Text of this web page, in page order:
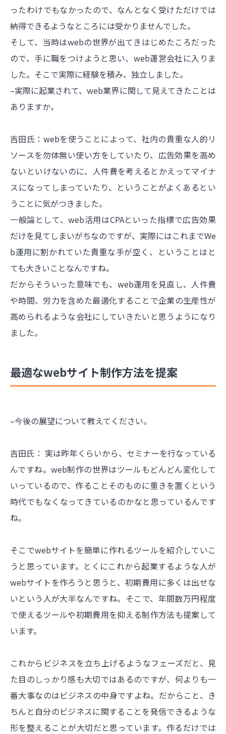
ったわけでもなかったので、なんとなく受けただけでは
納得できるようなところには受かりませんでした。
そして、当時はwebの世界が出てきはじめたころだった
ので、手に職をつけようと思い、web運営会社に入りま
した。そこで実際に経験を積み、独立しました。
–実際に起業されて、web業界に関して見えてきたことは
ありますか。
吉田氏：webを使うことによって、社内の貴重な人的リ
ソースを勿体無い使い方をしていたり、広告効果を高め
ないといけないのに、人件費を考えるとかえってマイナ
スになってしまっていたり、ということがよくあるとい
うことに気がつきました。
一般論として、web活用はCPAといった指標で広告効果
だけを見てしまいがちなのですが、実際にはこれまでWe
b運用に割かれていた貴重な手が空く、ということはと
ても大きいことなんですね。
だからそういった意味でも、web運用を見直し、人件費
や時間、労力を含めた最適化することで企業の生産性が
高められるような会社にしていきたいと思うようになり
ました。
最適なwebサイト制作方法を提案
–今後の展望について教えてください。
吉田氏： 実は昨年くらいから、セミナーを行なっている
んですね。web制作の世界はツールもどんどん変化して
いっているので、作ることそのものに重きを置くという
時代でもなくなってきているのかなと思っているんです
ね。
そこでwebサイトを簡単に作れるツールを紹介していこ
うと思っています。とくにこれから起業するような人が
webサイトを作ろうと思うと、初期費用に多くは出せな
いという人が大半なんですね。そこで、年間数万円程度
で使えるツールや初期費用を抑える制作方法も提案して
います。
これからビジネスを立ち上げるようなフェーズだと、見
た目のしっかり感も大切ではあるのですが、何よりも一
番大事なのはビジネスの中身ですよね。だからこと、き
ちんと自分のビジネスに関することを発信できるような
形を整えることが大切だと思っています。作るだけでは